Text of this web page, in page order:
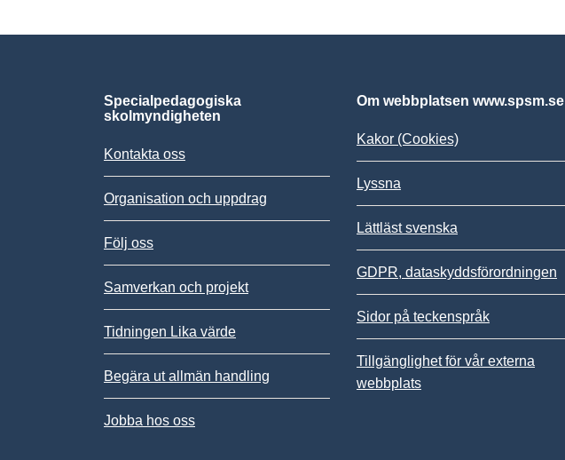
Specialpedagogiska
skolmyndigheten
Kontakta oss
Organisation och uppdrag
Följ oss
Samverkan och projekt
Tidningen Lika värde
Begära ut allmän handling
Jobba hos oss
Om webbplatsen www.spsm.se
Kakor (Cookies)
Lyssna
Lättläst svenska
GDPR, dataskyddsförordningen
Sidor på teckenspråk
Tillgänglighet för vår externa
webbplats